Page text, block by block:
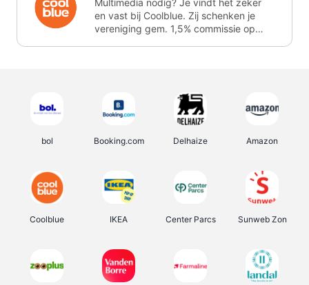
Multimedia nodig? Je vindt het zeker
en vast bij Coolblue. Zij schenken je
vereniging gem. 1,5% commissie op
bol Booking.com Delhaize Amazon
Coolblue IKEA Center Parcs Sunweb Zon